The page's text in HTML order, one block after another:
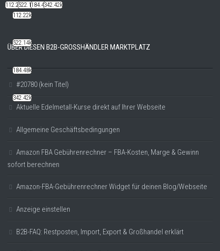
112.22k522.14k184.48k342.42k
ÜBER DIESEN B2B-GROSSHÄNDLER MARKTPLATZ
#20780 (kein Titel)
Aktuelle Edelmetall-Kurse direkt auf Ihrer Webseite
Allgemeine Geschäftsbedingungen
Amazon FBA Gebührenrechner – FBA-Kosten, Marge & Gewinn
sofort berechnen
Amazon-FBA-Gebührenrechner Widget für deinen Blog/Webseite
Anzeige einstellen
B2B-FAQ: Restposten, Import, Export & Großhandel erklärt
112.22k
522.14k
184.48k
342.42k